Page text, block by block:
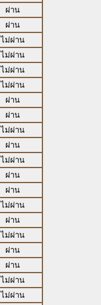
ผ่าน
ผ่าน
ไม่ผ่าน
ไม่ผ่าน
ไม่ผ่าน
ไม่ผ่าน
ผ่าน
ผ่าน
ไม่ผ่าน
ผ่าน
ไม่ผ่าน
ผ่าน
ผ่าน
ไม่ผ่าน
ผ่าน
ไม่ผ่าน
ผ่าน
ผ่าน
ไม่ผ่าน
ไม่ผ่าน